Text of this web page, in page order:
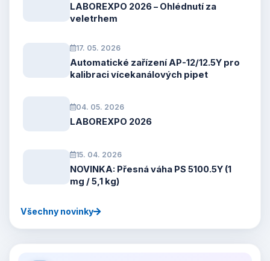
LABOREXPO 2026 – Ohlédnutí za
veletrhem
17. 05. 2026
Automatické zařízení AP-12/12.5Y pro
kalibraci vícekanálových pipet
04. 05. 2026
LABOREXPO 2026
15. 04. 2026
NOVINKA: Přesná váha PS 5100.5Y (1
mg / 5,1 kg)
Všechny novinky